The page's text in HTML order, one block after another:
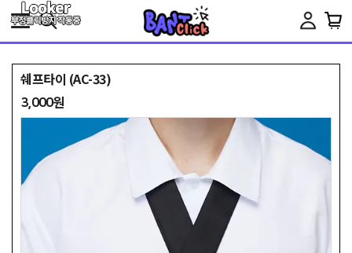
Toggle
쉐프타이 (AC-33)
3,000원